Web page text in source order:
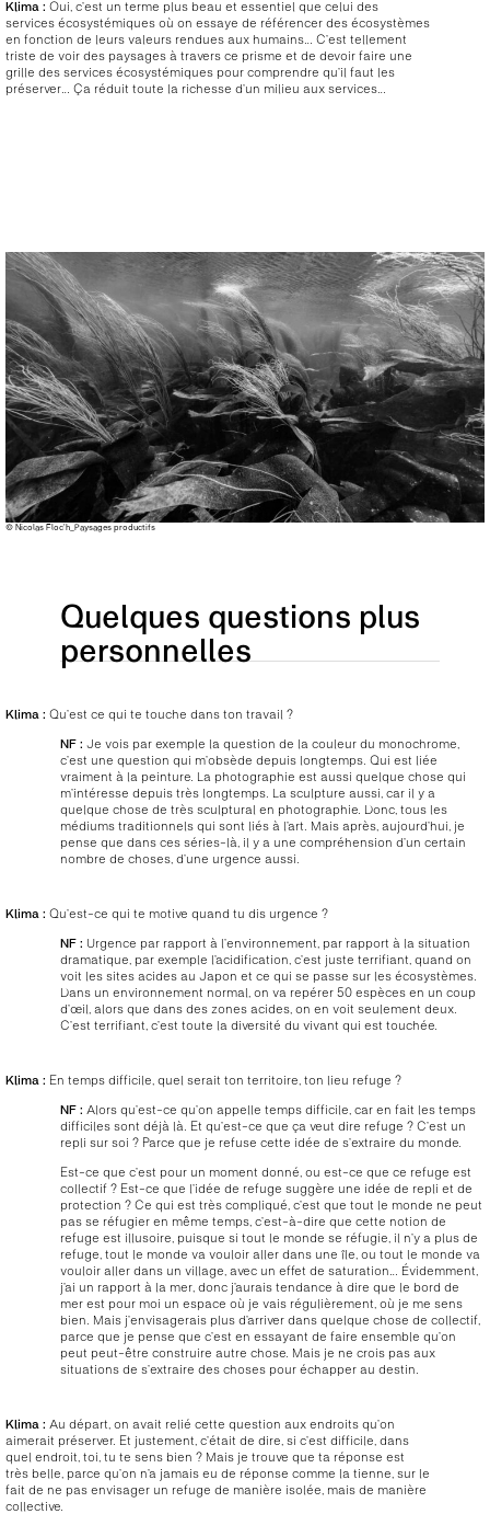
Klima : Oui, c’est un terme plus beau et essentiel que celui des
services écosystémiques où on essaye de référencer des écosystèmes
en fonction de leurs valeurs rendues aux humains… C’est tellement
triste de voir des paysages à travers ce prisme et de devoir faire une
grille des services écosystémiques pour comprendre qu’il faut les
préserver… Ça réduit toute la richesse d’un milieu aux services…
© Nicolas Floc’h_Paysages productifs
Quelques questions plus
personnelles
Klima : Qu’est ce qui te touche dans ton travail ?
NF : Je vois par exemple la question de la couleur du monochrome,
c’est une question qui m’obsède depuis longtemps. Qui est liée
vraiment à la peinture. La photographie est aussi quelque chose qui
m’intéresse depuis très longtemps. La sculpture aussi, car il y a
quelque chose de très sculptural en photographie. Donc, tous les
médiums traditionnels qui sont liés à l’art. Mais après, aujourd’hui, je
pense que dans ces séries-là, il y a une compréhension d’un certain
nombre de choses, d’une urgence aussi.
Klima : Qu’est-ce qui te motive quand tu dis urgence ?
NF : Urgence par rapport à l’environnement, par rapport à la situation
dramatique, par exemple l’acidification, c’est juste terrifiant, quand on
voit les sites acides au Japon et ce qui se passe sur les écosystèmes.
Dans un environnement normal, on va repérer 50 espèces en un coup
d’œil, alors que dans des zones acides, on en voit seulement deux.
C’est terrifiant, c’est toute la diversité du vivant qui est touchée.
Klima : En temps difficile, quel serait ton territoire, ton lieu refuge ?
NF : Alors qu’est-ce qu’on appelle temps difficile, car en fait les temps
difficiles sont déjà là. Et qu’est-ce que ça veut dire refuge ? C’est un
repli sur soi ? Parce que je refuse cette idée de s’extraire du monde.
Est-ce que c’est pour un moment donné, ou est-ce que ce refuge est
collectif ? Est-ce que l’idée de refuge suggère une idée de repli et de
protection ? Ce qui est très compliqué, c’est que tout le monde ne peut
pas se réfugier en même temps, c’est-à-dire que cette notion de
refuge est illusoire, puisque si tout le monde se réfugie, il n’y a plus de
refuge, tout le monde va vouloir aller dans une île, ou tout le monde va
vouloir aller dans un village, avec un effet de saturation… Évidemment,
j’ai un rapport à la mer, donc j’aurais tendance à dire que le bord de
mer est pour moi un espace où je vais régulièrement, où je me sens
bien. Mais j’envisagerais plus d’arriver dans quelque chose de collectif,
parce que je pense que c’est en essayant de faire ensemble qu’on
peut peut-être construire autre chose. Mais je ne crois pas aux
situations de s’extraire des choses pour échapper au destin.
Klima : Au départ, on avait relié cette question aux endroits qu’on
aimerait préserver. Et justement, c’était de dire, si c’est difficile, dans
quel endroit, toi, tu te sens bien ? Mais je trouve que ta réponse est
très belle, parce qu’on n’a jamais eu de réponse comme la tienne, sur le
fait de ne pas envisager un refuge de manière isolée, mais de manière
collective.